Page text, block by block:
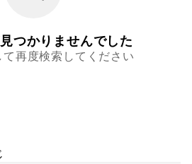
つかりませんでした
再度検索してください